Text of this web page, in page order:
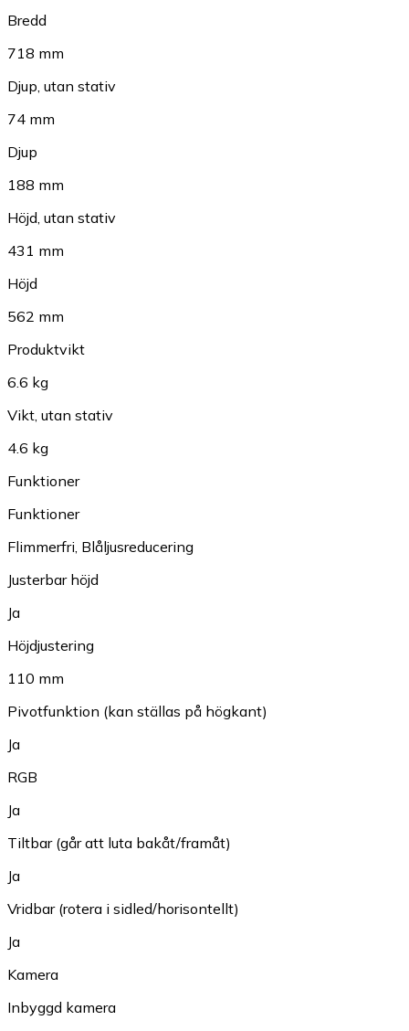
Bredd
718 mm
Djup, utan stativ
74 mm
Djup
188 mm
Höjd, utan stativ
431 mm
Höjd
562 mm
Produktvikt
6.6 kg
Vikt, utan stativ
4.6 kg
Funktioner
Funktioner
Flimmerfri Blåljusreducering
Justerbar höjd
Ja
Höjdjustering
110 mm
Pivotfunktion (kan ställas på högkant)
Ja
RGB
Ja
Tiltbar (går att luta bakåt/framåt)
Ja
Vridbar (rotera i sidled/horisontellt)
Ja
Kamera
Inbyggd kamera